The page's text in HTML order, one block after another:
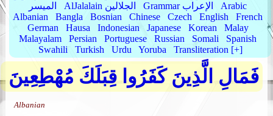
الميسر
AlJalalain الجلالين Grammar الإعراب
Arabic
Albanian
Bangla Bosnian Chinese Czech English
French
German
Hausa Indonesian Japanese Korean
Malay
Malayalam
Persian Portuguese Russian Somali
Spanish
Swahili
Turkish Urdu Yoruba Transliteration [+]
فَمَالِ الَّذِينَ كَفَرُوا قِبَلَكَ مُهْطِعِينَ
Albanian